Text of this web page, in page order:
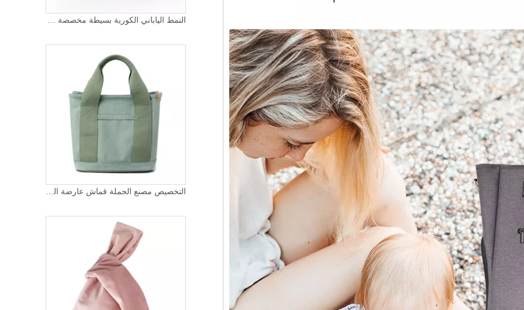
النمط الياباني الكورية بسيطة مخصصة قماش هدية محفظة التسوق حقيبة يد عقدة المعصم المرأة
التخصيص مصنع الجملة قماش عارضة التسوق سعة كبيرة حمل جيوب متعددة حمل حقيبة تسوق